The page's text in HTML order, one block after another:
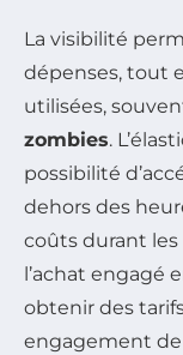
La visibilité
dépenses, tout
utilisées,
zombies.
possibilité
dehors des
coûts durant les
l’achat engagé
obtenir des
engagement